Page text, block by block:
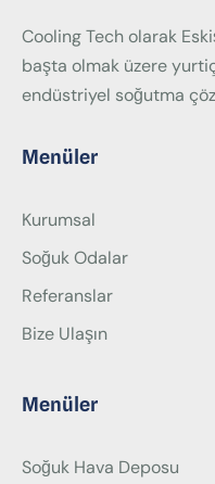
Cooling Tech olarak
başta olmak üzere
endüstriyel soğutma
Menüler
Kurumsal
Soğuk Odalar
Referanslar
Bize Ulaşın
Menüler
Soğuk Hava Deposu